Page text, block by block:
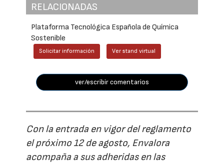
RELACIONADAS
Plataforma Tecnológica Española de Química
Sostenible
Solicitar información Ver stand virtual
ver/escribir comentarios
Con la entrada en vigor del reglamento
el próximo 12 de agosto, Envalora
acompaña a sus adheridas en las